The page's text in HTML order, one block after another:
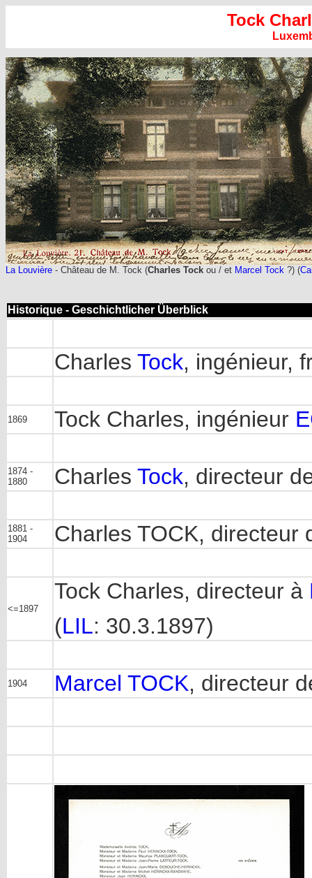
Tock
La Louvière - Château de M. Tock (Charles Tock ou / et Marcel Tock ?) (
Historique - Geschichtlicher Überblick
Charles Tock, ingénieur,
1869 Tock Charles, ingénieur
1874 -
1880
Charles Tock, directeur
1881 -
1904
Charles TOCK, directeur
<=1897
Tock Charles, directeur à
(LIL: 30.3.1897)
1904 Marcel TOCK, directeur